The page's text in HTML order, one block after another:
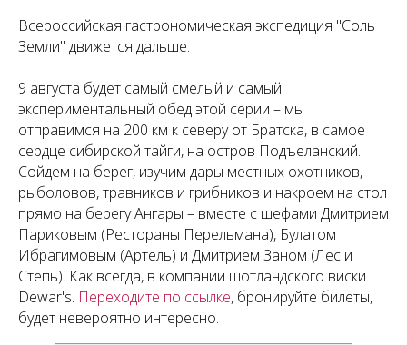
Всероссийская гастрономическая экспедиция "Соль
Земли" движется дальше.
9 августа будет самый смелый и самый
экспериментальный обед этой серии – мы
отправимся на 200 км к северу от Братска, в самое
сердце сибирской тайги, на остров Подъеланский.
Сойдем на берег, изучим дары местных охотников,
рыболовов, травников и грибников и накроем на стол
прямо на берегу Ангары – вместе с шефами Дмитрием
Париковым (Рестораны Перельмана), Булатом
Ибрагимовым (Артель) и Дмитрием Заном (Лес и
Степь). Как всегда, в компании шотландского виски
Dewar's. Переходите по ссылке, бронируйте билеты,
будет невероятно интересно.